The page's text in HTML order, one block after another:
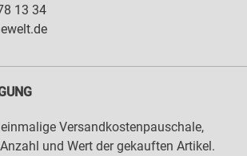
13 34
Versandkostenpauschale,
und Wert der gekauften Artikel.